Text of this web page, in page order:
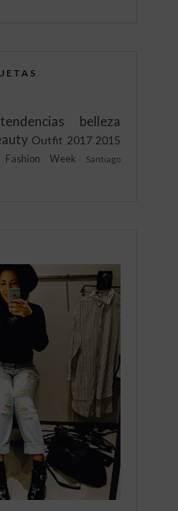
tendencias
belleza
Outfit 2017 2015
Fashion Week
Santiago